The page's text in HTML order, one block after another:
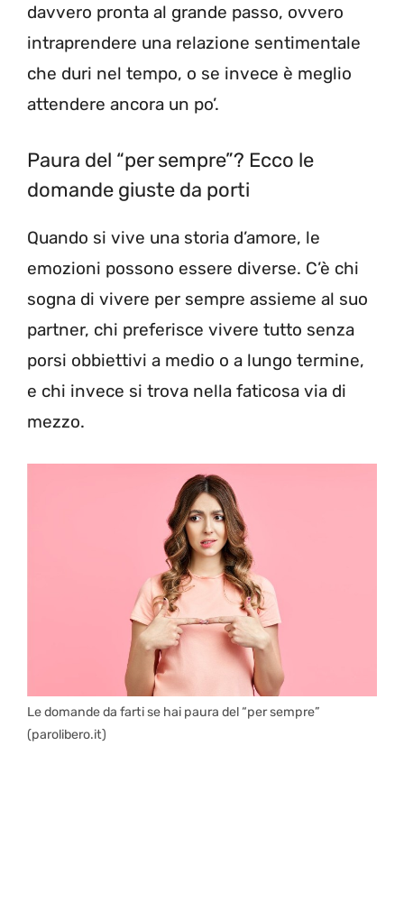
davvero pronta al grande passo, ovvero
intraprendere una relazione sentimentale
che duri nel tempo, o se invece è meglio
attendere ancora un po’.
Paura del “per sempre”? Ecco le
domande giuste da porti
Quando si vive una storia d’amore, le
emozioni possono essere diverse. C’è chi
sogna di vivere per sempre assieme al suo
partner, chi preferisce vivere tutto senza
porsi obbiettivi a medio o a lungo termine,
e chi invece si trova nella faticosa via di
mezzo.
Le domande da farti se hai paura del “per sempre”
(parolibero.it)